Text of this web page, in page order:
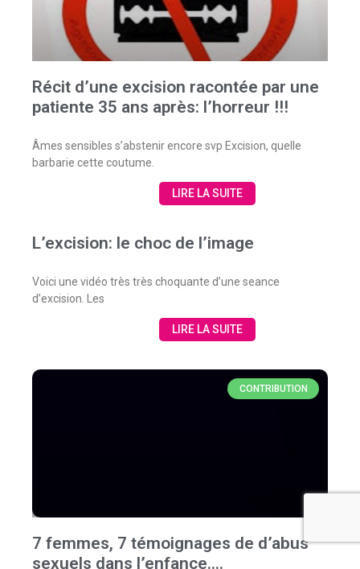
Récit d’une excision racontée par une
patiente 35 ans après: l’horreur !!!
Âmes sensibles s’abstenir encore svp Excision, quelle
barbarie cette coutume.
LIRE LA SUITE
L’excision: le choc de l’image
Voici une vidéo très très choquante d’une seance
d’excision. Les
LIRE LA SUITE
CONTRIBUTION
7 femmes, 7 témoignages de d’abus
sexuels dans l’enfance….